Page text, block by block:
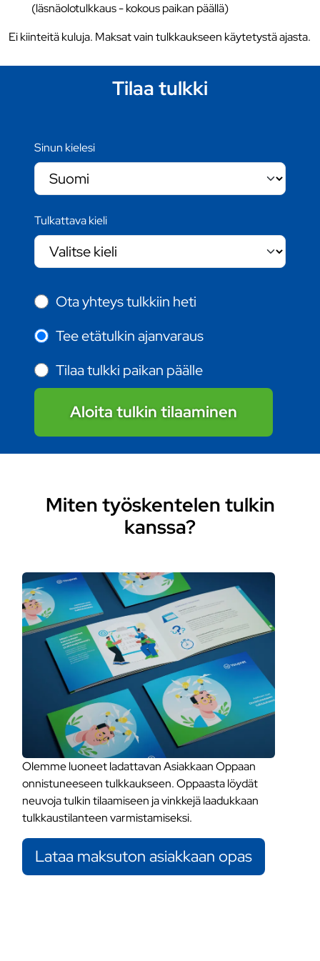
(läsnäolotulkkaus - kokous paikan päällä)
Ei kiinteitä kuluja. Maksat vain tulkkaukseen käytetystä ajasta.
Tilaa tulkki
Sinun kielesi
Tulkattava kieli
Ota yhteys tulkkiin heti
Tee etätulkin ajanvaraus
Tilaa tulkki paikan päälle
Aloita tulkin tilaaminen
Miten työskentelen tulkin
kanssa?
Olemme luoneet ladattavan Asiakkaan Oppaan
onnistuneeseen tulkkaukseen. Oppaasta löydät
neuvoja tulkin tilaamiseen ja vinkkejä laadukkaan
tulkkaustilanteen varmistamiseksi.
Lataa maksuton asiakkaan opas